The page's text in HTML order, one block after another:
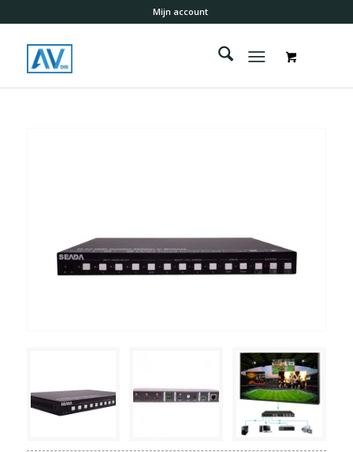
Mijn account